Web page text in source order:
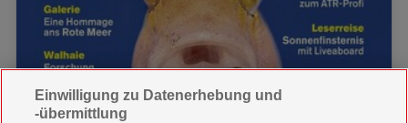
Einwilligung zu Datenerhebung und
-übermittlung